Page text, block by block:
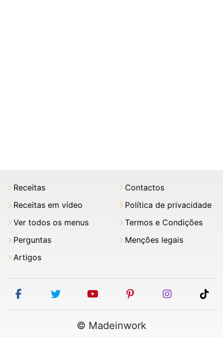
Receitas
Receitas em vídeo
Ver todos os menus
Perguntas
Artigos
Contactos
Política de privacidade
Termos e Condições
Menções legais
facebooktwitter youtubepinterestinstagram
© Madeinwork